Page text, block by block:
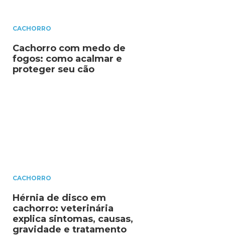
CACHORRO
Cachorro com medo de
fogos: como acalmar e
proteger seu cão
CACHORRO
Hérnia de disco em
cachorro: veterinária
explica sintomas, causas,
gravidade e tratamento